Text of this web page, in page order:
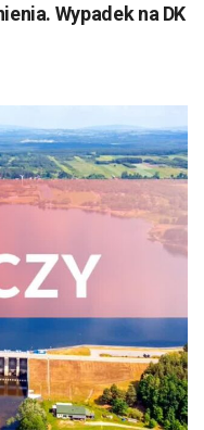
Wypadek na DK